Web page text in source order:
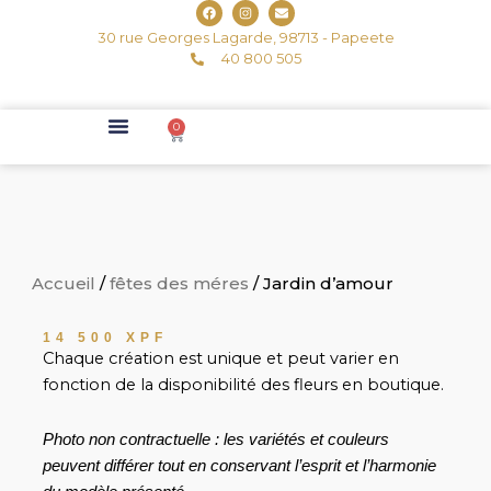
F
a
c
e
I
n
s
t
a
E
n
v
e
l
30 rue Georges Lagarde, 98713 - Papeete
40 800 505
0
Panier
Accueil /fêtes des méres / Jardin d’amour
14 500XPF
Chaque création est unique et peut varier en
fonction de la disponibilité des fleurs en boutique.
Photo non contractuelle : les variétés et couleurs
peuvent différer tout en conservant l’esprit et l’harmonie